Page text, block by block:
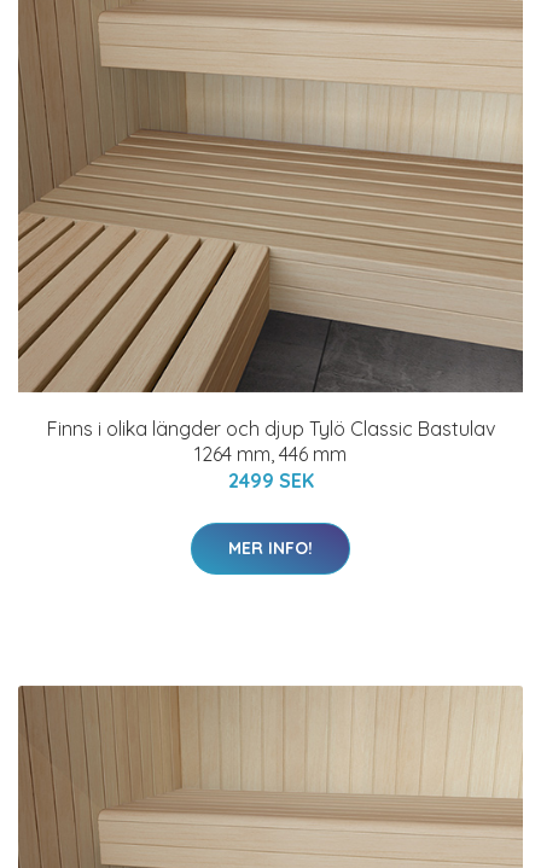
Finns i olika längder och djup Tylö Classic Bastulav
1264 mm, 446 mm
2499 SEK
MER INFO!